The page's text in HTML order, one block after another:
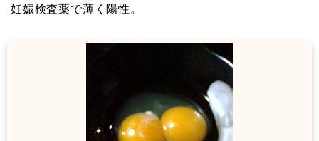
妊娠検査薬で薄く陽性。